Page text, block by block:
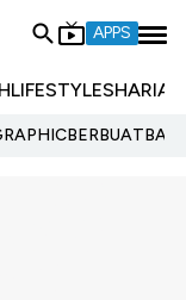
APPS
LIFESTYLESHARIA